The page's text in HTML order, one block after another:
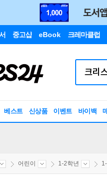
중고샵 eBook 크레마클럽
베스트 신상품 이벤트 바이백
어린이 1-2학년